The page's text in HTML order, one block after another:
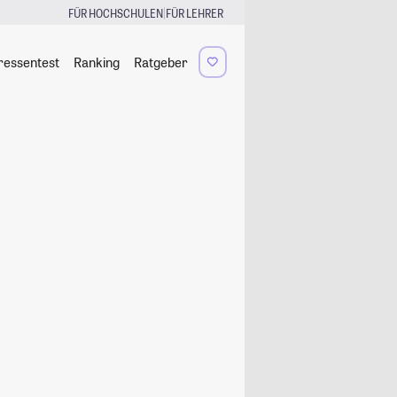
FÜR HOCHSCHULEN|FÜR LEHRER
Ranking Ratgeber